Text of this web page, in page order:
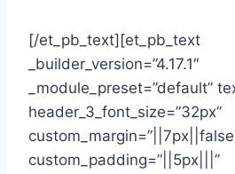
[/et_pb_text][et_pb_text
_builder_version=”4.17.1″
_module_preset=”default”
header_3_font_size=”32px”
custom_padding=”||5px|||”